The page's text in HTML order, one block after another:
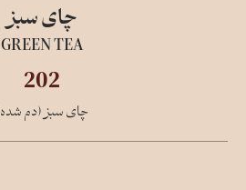
چای سبز
GREEN TEA
202
چای سبز (دم شده)